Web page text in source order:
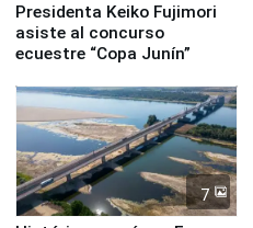
Presidenta Keiko Fujimori
asiste al concurso
ecuestre “Copa Junín”
7